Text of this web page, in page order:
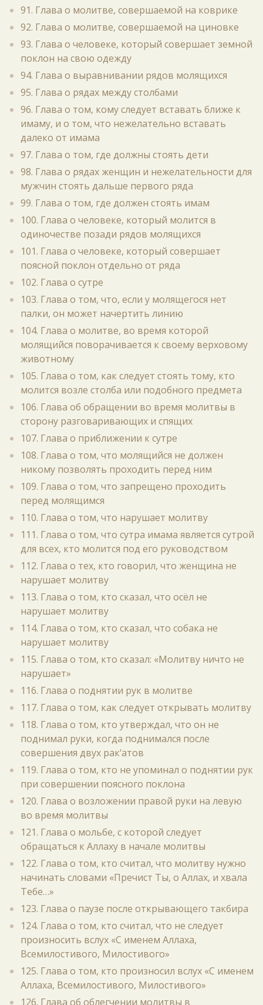
91. Глава о молитве, совершаемой на коврике
92. Глава о молитве, совершаемой на циновке
93. Глава о человеке, который совершает земной
поклон на свою одежду
94. Глава о выравнивании рядов молящихся
95. Глава о рядах между столбами
96. Глава о том, кому следует вставать ближе к
имаму, и о том, что нежелательно вставать
далеко от имама
97. Глава о том, где должны стоять дети
98. Глава о рядах женщин и нежелательности для
мужчин стоять дальше первого ряда
99. Глава о том, где должен стоять имам
100. Глава о человеке, который молится в
одиночестве позади рядов молящихся
101. Глава о человеке, который совершает
поясной поклон отдельно от ряда
102. Глава о сутре
103. Глава о том, что, если у молящегося нет
палки, он может начертить линию
104. Глава о молитве, во время которой
молящийся поворачивается к своему верховому
животному
105. Глава о том, как следует стоять тому, кто
молится возле столба или подобного предмета
106. Глава об обращении во время молитвы в
сторону разговаривающих и спящих
107. Глава о приближении к сутре
108. Глава о том, что молящийся не должен
никому позволять проходить перед ним
109. Глава о том, что запрещено проходить
перед молящимся
110. Глава о том, что нарушает молитву
111. Глава о том, что сутра имама является сутрой
для всех, кто молится под его руководством
112. Глава о тех, кто говорил, что женщина не
нарушает молитву
113. Глава о том, кто сказал, что осёл не
нарушает молитву
114. Глава о том, кто сказал, что собака не
нарушает молитву
115. Глава о том, кто сказал: «Молитву ничто не
нарушает»
116. Глава о поднятии рук в молитве
117. Глава о том, как следует открывать молитву
118. Глава о том, кто утверждал, что он не
поднимал руки, когда поднимался после
совершения двух рак‘атов
119. Глава о том, кто не упоминал о поднятии рук
при совершении поясного поклона
120. Глава о возложении правой руки на левую
во время молитвы
121. Глава о мольбе, с которой следует
обращаться к Аллаху в начале молитвы
122. Глава о том, кто считал, что молитву нужно
начинать словами «Пречист Ты, о Аллах, и хвала
Тебе…»
123. Глава о паузе после открывающего такбира
124. Глава о том, кто считал, что не следует
произносить вслух «С именем Аллаха,
Всемилостивого, Милостивого»
125. Глава о том, кто произносил вслух «С именем
Аллаха, Всемилостивого, Милостивого»
126. Глава об облегчении молитвы в